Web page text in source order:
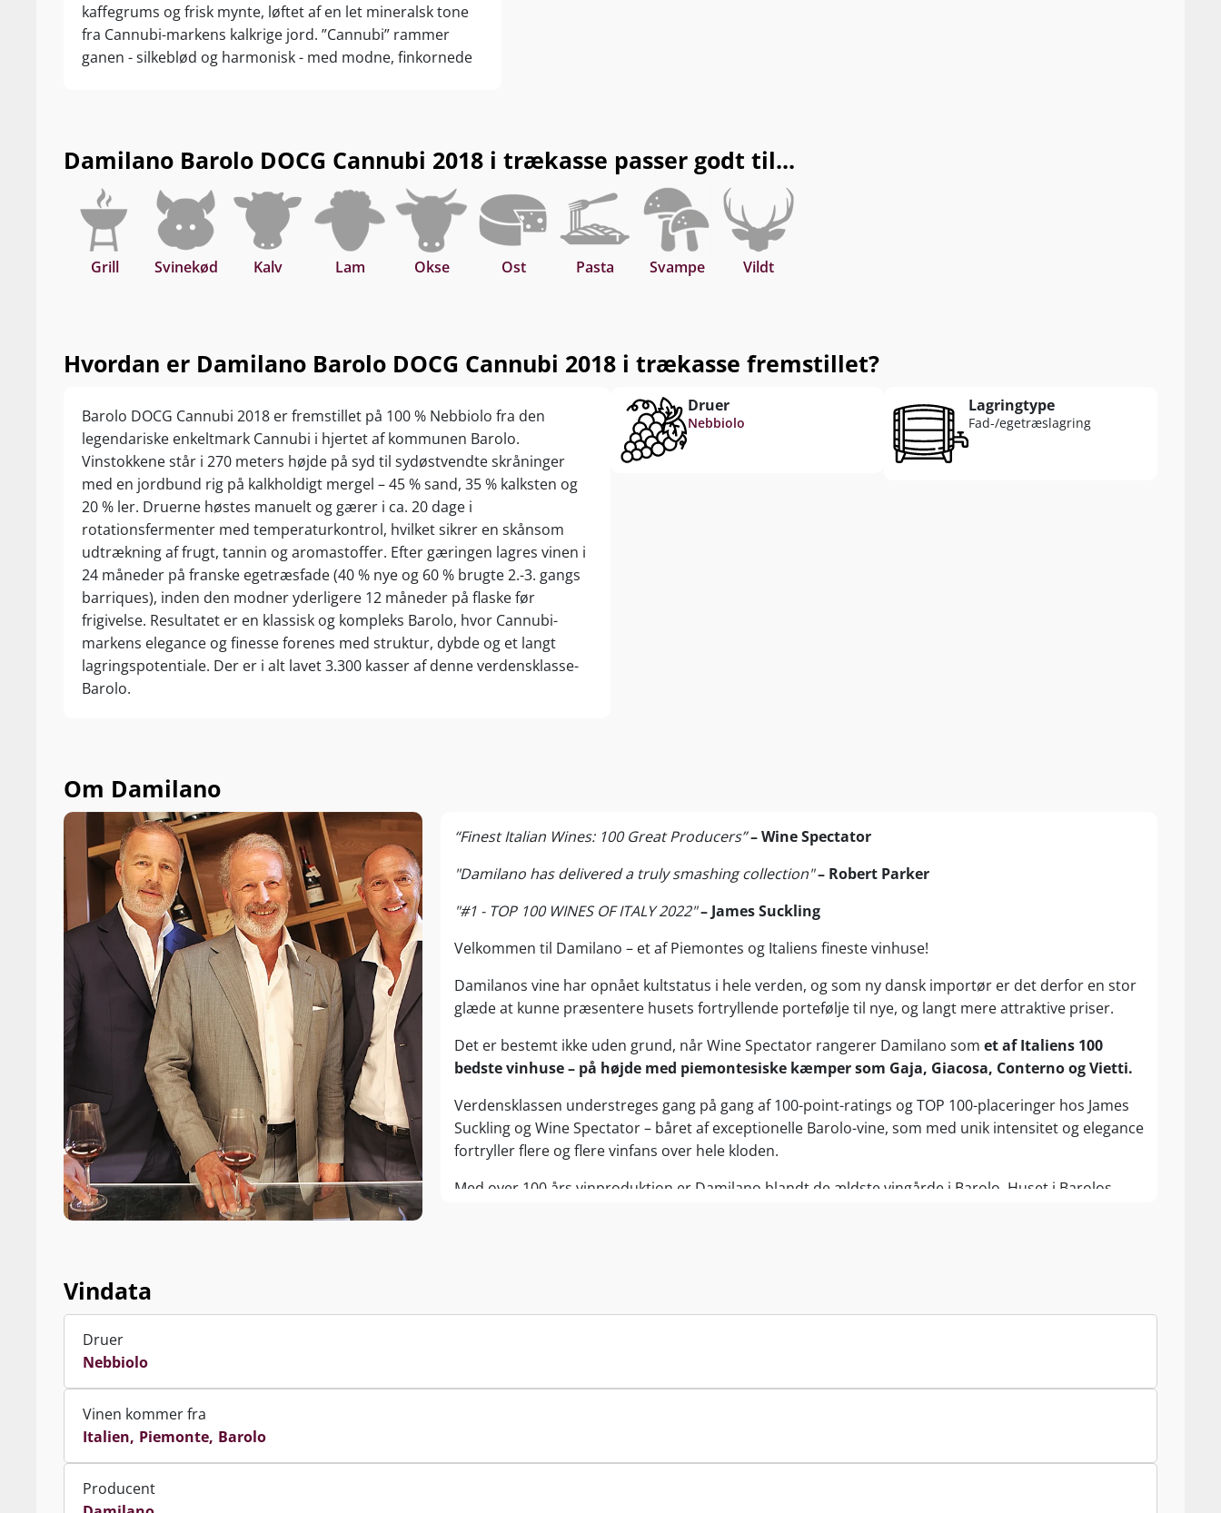
kaffegrums og frisk mynte, løftet af en let mineralsk tone
fra Cannubi-markens kalkrige jord. ”Cannubi” rammer
ganen - silkeblød og harmonisk - med modne, finkornede
nuancer af vanilje, læder og skovbund fra den 24-måneder
lange modning på franske egetræsfade. Eftersmagen er
”minutlang” og der bliver bare ved med at vælte frem med
spændende nuancer af tørrede blomster, mineraler og
fadkrydderier. Barolo fra en af regionens mest ikoniske
marker – et sandt mesterværk fra Damilano! Drik nu, eller
Damilano Barolo DOCG Cannubi 2018 i trækasse passer godt til...
Grill Svinekød Kalv Lam Okse Ost Pasta Svampe Vildt
Hvordan er Damilano Barolo DOCG Cannubi 2018 i trækasse fremstillet?
Barolo DOCG Cannubi 2018 er fremstillet på 100 % Nebbiolo fra den
legendariske enkeltmark Cannubi i hjertet af kommunen Barolo.
Vinstokkene står i 270 meters højde på syd til sydøstvendte skråninger
med en jordbund rig på kalkholdigt mergel – 45 % sand, 35 % kalksten og
20 % ler. Druerne høstes manuelt og gærer i ca. 20 dage i
rotationsfermenter med temperaturkontrol, hvilket sikrer en skånsom
udtrækning af frugt, tannin og aromastoffer. Efter gæringen lagres vinen i
24 måneder på franske egetræsfade (40 % nye og 60 % brugte 2.-3. gangs
barriques), inden den modner yderligere 12 måneder på flaske før
frigivelse. Resultatet er en klassisk og kompleks Barolo, hvor Cannubi-
markens elegance og finesse forenes med struktur, dybde og et langt
lagringspotentiale. Der er i alt lavet 3.300 kasser af denne verdensklasse-
Barolo.
Druer
Nebbiolo
Lagringtype
Fad-/egetræslagring
Om Damilano
“Finest Italian Wines: 100 Great Producers”– Wine Spectator
"Damilano has delivered a truly smashing collection"– Robert Parker
"#1 - TOP 100 WINES OF ITALY 2022"– James Suckling
Velkommen til Damilano – et af Piemontes og Italiens fineste vinhuse!
Damilanos vine har opnået kultstatus i hele verden, og som ny dansk importør er det derfor en stor
glæde at kunne præsentere husets fortryllende portefølje til nye, og langt mere attraktive priser.
Det er bestemt ikke uden grund, når Wine Spectator rangerer Damilano som et af Italiens 100
bedste vinhuse – på højde med piemontesiske kæmper som Gaja, Giacosa, Conterno og Vietti.
Verdensklassen understreges gang på gang af 100-point-ratings og TOP 100-placeringer hos James
Suckling og Wine Spectator – båret af exceptionelle Barolo-vine, som med unik intensitet og elegance
fortryller flere og flere vinfans over hele kloden.
Med over 100 års vinproduktion er Damilano blandt de ældste vingårde i Barolo. Huset i Barolos
ogLa Morra. Over alle stråler vinene fra den ikoniske Cannubi-skråning. Damilano er primær jordejer
Vindata
Druer
Nebbiolo
Vinen kommer fra
Italien Piemonte Barolo
Producent